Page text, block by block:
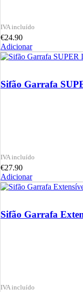
€24.90
Adicionar
Sifão Garrafa
€27.90
Adicionar
Sifão Garrafa